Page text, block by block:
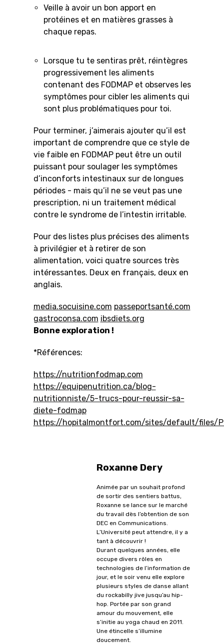
Veille à avoir un bon apport en
protéines et en matières grasses à
chaque repas.
Lorsque tu te sentiras prêt, réintègres
progressivement les aliments
contenant des FODMAP et observes les
symptômes pour cibler les aliments qui
sont plus problématiques pour toi.
Pour terminer, j’aimerais ajouter qu’il est
important de comprendre que ce style de
vie faible en FODMAP peut être un outil
puissant pour soulager les symptômes
d’inconforts intestinaux sur de longues
périodes - mais qu’il ne se veut pas une
prescription, ni un traitement médical
contre le syndrome de l’intestin irritable.
Pour des listes plus précises des aliments
à privilégier et à retirer de son
alimentation, voici quatre sources très
intéressantes. Deux en français, deux en
anglais.
media.socuisine.com passeportsanté.com
gastroconsa.com ibsdiets.org
Bonne exploration !
*Références:
https://nutritionfodmap.com
https://equipenutrition.ca/blog-
nutritionniste/5-trucs-pour-reussir-sa-
diete-fodmap
https://hopitalmontfort.com/sites/default/files/
Roxanne Dery
Animée par un souhait profond
de sortir des sentiers battus,
Roxanne se lance sur le marché
du travail dès l’obtention de son
DEC en Communications.
L’Université peut attendre, il y a
tant à découvrir !
Durant quelques années, elle
occupe divers rôles en
technologies de l’information de
jour, et le soir venu elle explore
plusieurs styles de danse allant
du rockabilly jive jusqu’au hip-
hop. Portée par son grand
amour du mouvement, elle
s’initie au yoga chaud en 2011.
Une étincelle s’illumine
doucement.